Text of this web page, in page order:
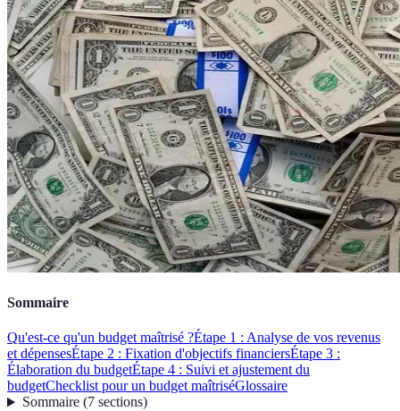
Sommaire
Qu'est-ce qu'un budget maîtrisé ?Étape 1 : Analyse de vos revenus
et dépensesÉtape 2 : Fixation d'objectifs financiersÉtape 3 :
Élaboration du budgetÉtape 4 : Suivi et ajustement du
budgetChecklist pour un budget maîtriséGlossaire
Sommaire(7 sections)